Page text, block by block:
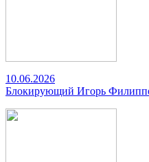
10.06.2026
Блокирующий Игорь